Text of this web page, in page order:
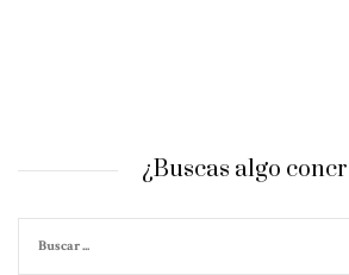
¿Buscas algo